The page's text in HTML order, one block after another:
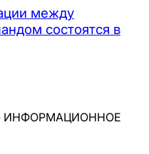
между
состоятся в
- ИНФОРМАЦИОННОЕ